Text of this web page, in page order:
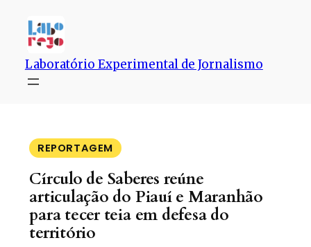
conteúdo
Laboratório Experimental de Jornalismo
REPORTAGEM
Círculo de Saberes reúne
articulação do Piauí e Maranhão
para tecer teia em defesa do
território